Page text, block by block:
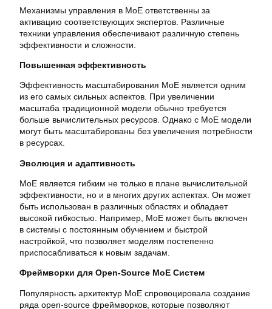
Механизмы управления в MoE ответственны за
активацию соответствующих экспертов. Различные
техники управления обеспечивают различную степень
эффективности и сложности.
Повышенная эффективность
Эффективность масштабирования MoE является одним
из его самых сильных аспектов. При увеличении
масштаба традиционной модели обычно требуется
больше вычислительных ресурсов. Однако с MoE модели
могут быть масштабированы без увеличения потребности
в ресурсах.
Эволюция и адаптивность
MoE является гибким не только в плане вычислительной
эффективности, но и в многих других аспектах. Он может
быть использован в различных областях и обладает
высокой гибкостью. Например, MoE может быть включен
в системы с постоянным обучением и быстрой
настройкой, что позволяет моделям постепенно
приспосабливаться к новым задачам.
Фреймворки для Open-Source MoE Систем
Популярность архитектур MoE спровоцировала создание
ряда open-source фреймворков, которые позволяют